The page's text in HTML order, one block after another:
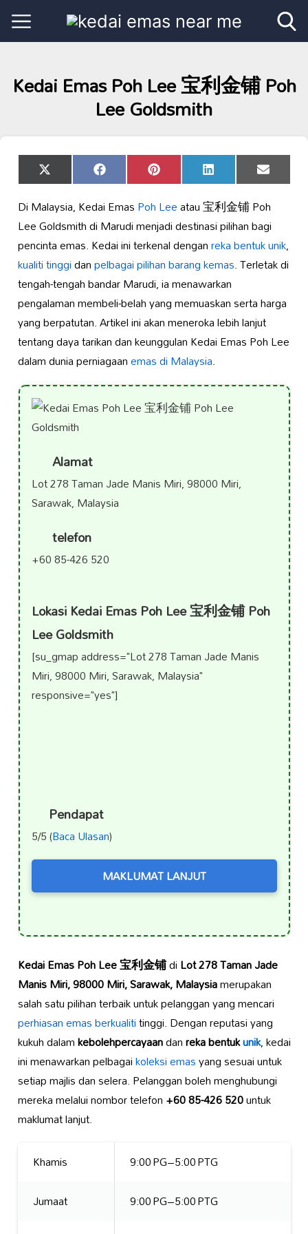
Kedai Emas Poh Lee 宝利金铺 Poh
Lee Goldsmith
Share
on
X
(Twitter)
Share
on
Facebook Share
on
Pinterest Share
on
LinkedIn Share
on
Email
Di Malaysia, Kedai EmasPoh Leeatau 宝利金铺 Poh
Lee Goldsmith di Marudi menjadi destinasi pilihan bagi
pencinta emas. Kedai ini terkenal denganreka bentuk unik,
kualiti tinggidanpelbagai pilihan barang kemas. Terletak di
tengah-tengah bandar Marudi, ia menawarkan
pengalaman membeli-belah yang memuaskan serta harga
yang berpatutan. Artikel ini akan meneroka lebih lanjut
tentang daya tarikan dan keunggulan Kedai Emas Poh Lee
dalam dunia perniagaanemas di Malaysia.
Alamat
Lot 278 Taman Jade Manis Miri, 98000 Miri,
Sarawak, Malaysia
telefon
+60 85-426 520
Lokasi Kedai Emas Poh Lee 宝利金铺 Poh
Lee Goldsmith
[su_gmap address="Lot 278 Taman Jade Manis
Miri, 98000 Miri, Sarawak, Malaysia"
responsive="yes"]
Pendapat
5/5 (Baca Ulasan)
MAKLUMAT LANJUT
Kedai Emas Poh Lee 宝利金铺diLot 278 Taman Jade
Manis Miri, 98000 Miri, Sarawak, Malaysiamerupakan
salah satu pilihan terbaik untuk pelanggan yang mencari
perhiasan emas berkualititinggi. Dengan reputasi yang
kukuh dalamkebolehpercayaandanreka bentukunik, kedai
ini menawarkan pelbagaikoleksi emasyang sesuai untuk
setiap majlis dan selera. Pelanggan boleh menghubungi
mereka melalui nombor telefon+60 85-426 520untuk
maklumat lanjut.
Khamis
9:00 PG–5:00 PTG
Jumaat
9:00 PG–5:00 PTG